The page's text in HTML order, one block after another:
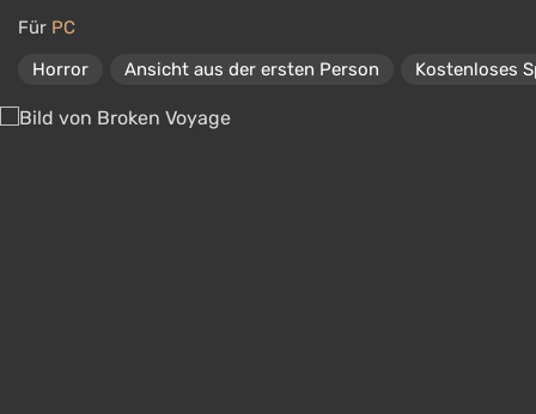
Für PC
Horror
Ansicht aus der ersten Person Kostenloses